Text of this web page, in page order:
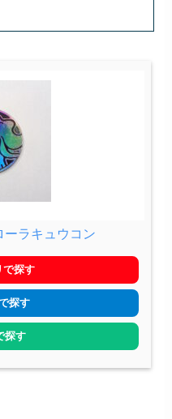
ーラキュウコン
で探す
探す
探す